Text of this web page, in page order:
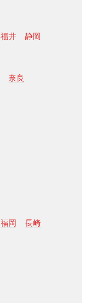
福井 静岡
奈良
福岡
長崎